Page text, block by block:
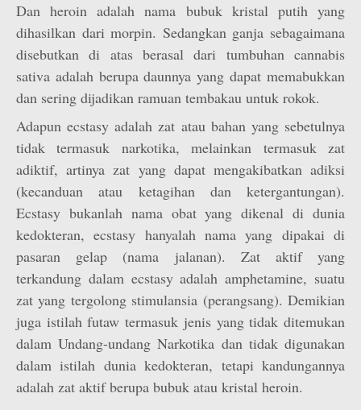
Dan heroin adalah nama bubuk kristal putih yang
dihasilkan dari morpin. Sedangkan ganja sebagaimana
disebutkan di atas berasal dari tumbuhan cannabis
sativa adalah berupa daunnya yang dapat memabukkan
dan sering dijadikan ramuan tembakau untuk rokok.
Adapun ecstasy adalah zat atau bahan yang sebetulnya
tidak termasuk narkotika, melainkan termasuk zat
adiktif, artinya zat yang dapat mengakibatkan adiksi
(kecanduan atau ketagihan dan ketergantungan).
Ecstasy bukanlah nama obat yang dikenal di dunia
kedokteran, ecstasy hanyalah nama yang dipakai di
pasaran gelap (nama jalanan). Zat aktif yang
terkandung dalam ecstasy adalah amphetamine, suatu
zat yang tergolong stimulansia (perangsang). Demikian
juga istilah futaw termasuk jenis yang tidak ditemukan
dalam Undang-undang Narkotika dan tidak digunakan
dalam istilah dunia kedokteran, tetapi kandungannya
adalah zat aktif berupa bubuk atau kristal heroin.